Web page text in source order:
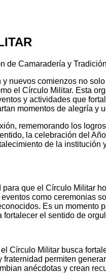
de Camaradería y Tradición
nuevos comienzos no
el Círculo Militar. Esta
y actividades que
momentos de alegría y
rememorando los
la celebración del
de la
que el Círculo Militar
como ceremonias
Es un momento
el sentido de
Círculo Militar busca
permiten
anécdotas y crean